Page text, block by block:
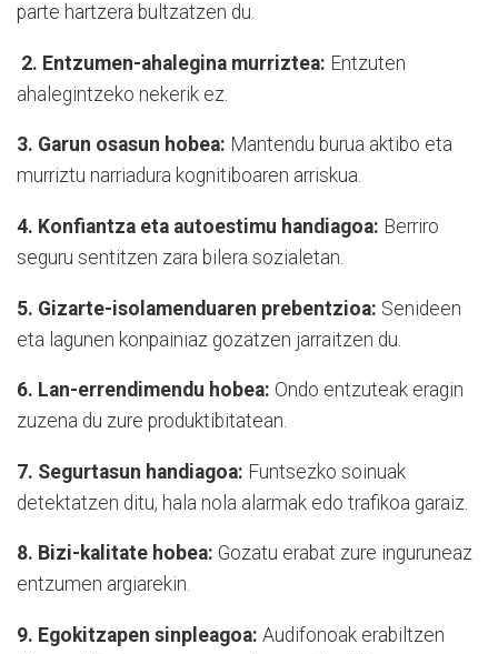
parte hartzera bultzatzen du.
2. Entzumen-ahalegina murriztea: Entzuten
ahalegintzeko nekerik ez.
3. Garun osasun hobea: Mantendu burua aktibo eta
murriztu narriadura kognitiboaren arriskua.
4. Konfiantza eta autoestimu handiagoa: Berriro
seguru sentitzen zara bilera sozialetan.
5. Gizarte-isolamenduaren prebentzioa: Senideen
eta lagunen konpainiaz gozatzen jarraitzen du.
6. Lan-errendimendu hobea: Ondo entzuteak eragin
zuzena du zure produktibitatean.
7. Segurtasun handiagoa: Funtsezko soinuak
detektatzen ditu, hala nola alarmak edo trafikoa garaiz.
8. Bizi-kalitate hobea: Gozatu erabat zure inguruneaz
entzumen argiarekin.
9. Egokitzapen sinpleagoa: Audifonoak erabiltzen